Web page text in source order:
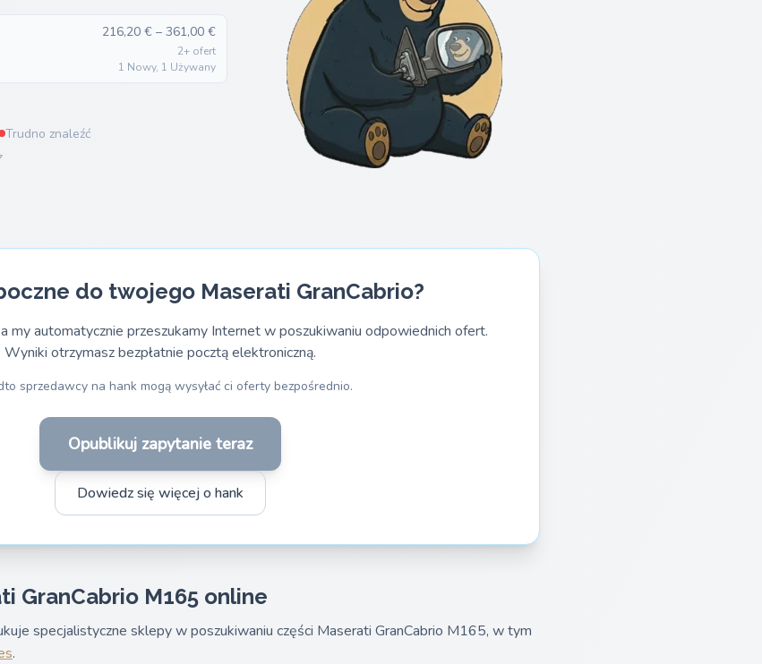
216,20 € – 361,00 €
2+ ofert
1 Nowy, 1 Używany
Trudno znaleźć
do twojego Maserati GranCabrio?
my automatycznie przeszukamy Internet w poszukiwaniu odpowiednich ofert.
Wyniki otrzymasz bezpłatnie pocztą elektroniczną.
sprzedawcy na hank mogą wysyłać ci oferty bezpośrednio.
Opublikuj zapytanie teraz
Dowiedz się więcej o hank
GranCabrio M165 online
specjalistyczne sklepy w poszukiwaniu części Maserati GranCabrio M165, w tym
.